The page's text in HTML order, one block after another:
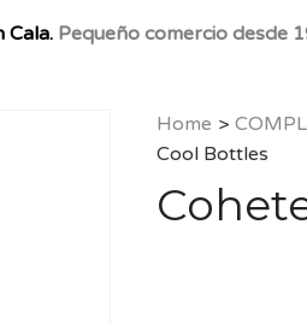
Cala. Pequeño comercio desde
Home >
Cool Bottles